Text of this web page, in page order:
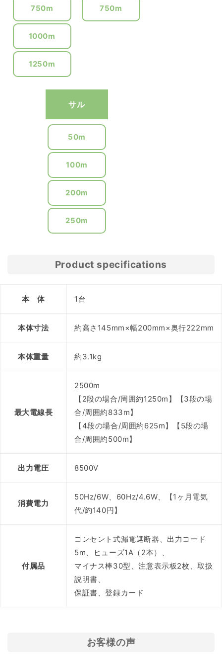
750m
1000m
1250m
750m
サル
50m
100m
200m
250m
Product specifications
本 体 1台
本体寸法 約高さ145mm×幅200mm×奥行222mm
本体重量 約3.1kg
最大電線長
2500m
【2段の場合/周囲約1250m】【3段の場
合/周囲約833m】
【4段の場合/周囲約625m】【5段の場
合/周囲約500m】
出力電圧 8500V
消費電力
50Hz/6W、60Hz/4.6W、【1ヶ月電気
代/約140円】
付属品
コンセント式漏電遮断器、出力コード
5m、ヒューズ1A（2本）、
マイナス棒30型、注意表示板2枚、取扱
説明書、
保証書、登録カード
お客様の声